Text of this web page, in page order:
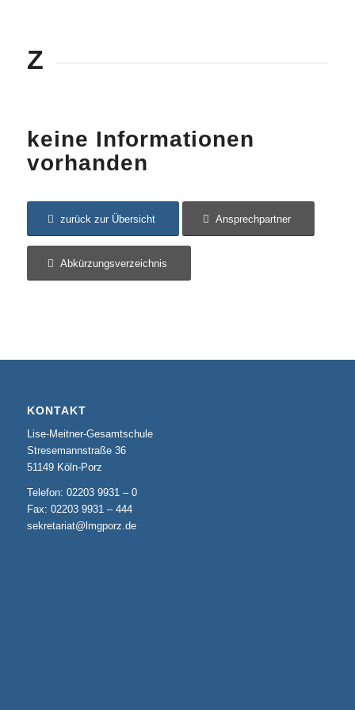
Z
keine Informationen
vorhanden
zurück zur Übersicht Ansprechpartner
Abkürzungsverzeichnis
KONTAKT
Lise-Meitner-Gesamtschule
Stresemannstraße 36
51149 Köln-Porz
Telefon: 02203 9931 – 0
Fax: 02203 9931 – 444
sekretariat@lmgporz.de